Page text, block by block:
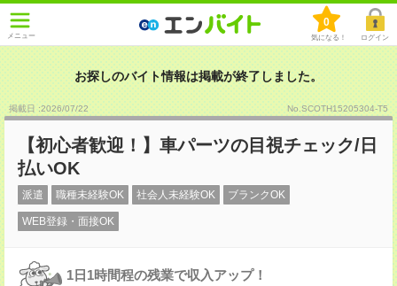
メニュー
0
気になる！ ログイン
お探しのバイト情報は掲載が終了しました。
掲載日 :2026/07/22 No.SCOTH15205304-T5
【初心者歓迎！】車パーツの目視チェック/日
払いOK
派遣 職種未経験OK 社会人未経験OK ブランクOK
WEB登録・面接OK
1日1時間程の残業で収入アップ！